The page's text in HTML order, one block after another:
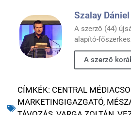
Szalay Dániel
A szerző (44)
alapító-
A szerző
CÍMKÉK: CENTRAL
MARKETINGIGAZGATÓ,